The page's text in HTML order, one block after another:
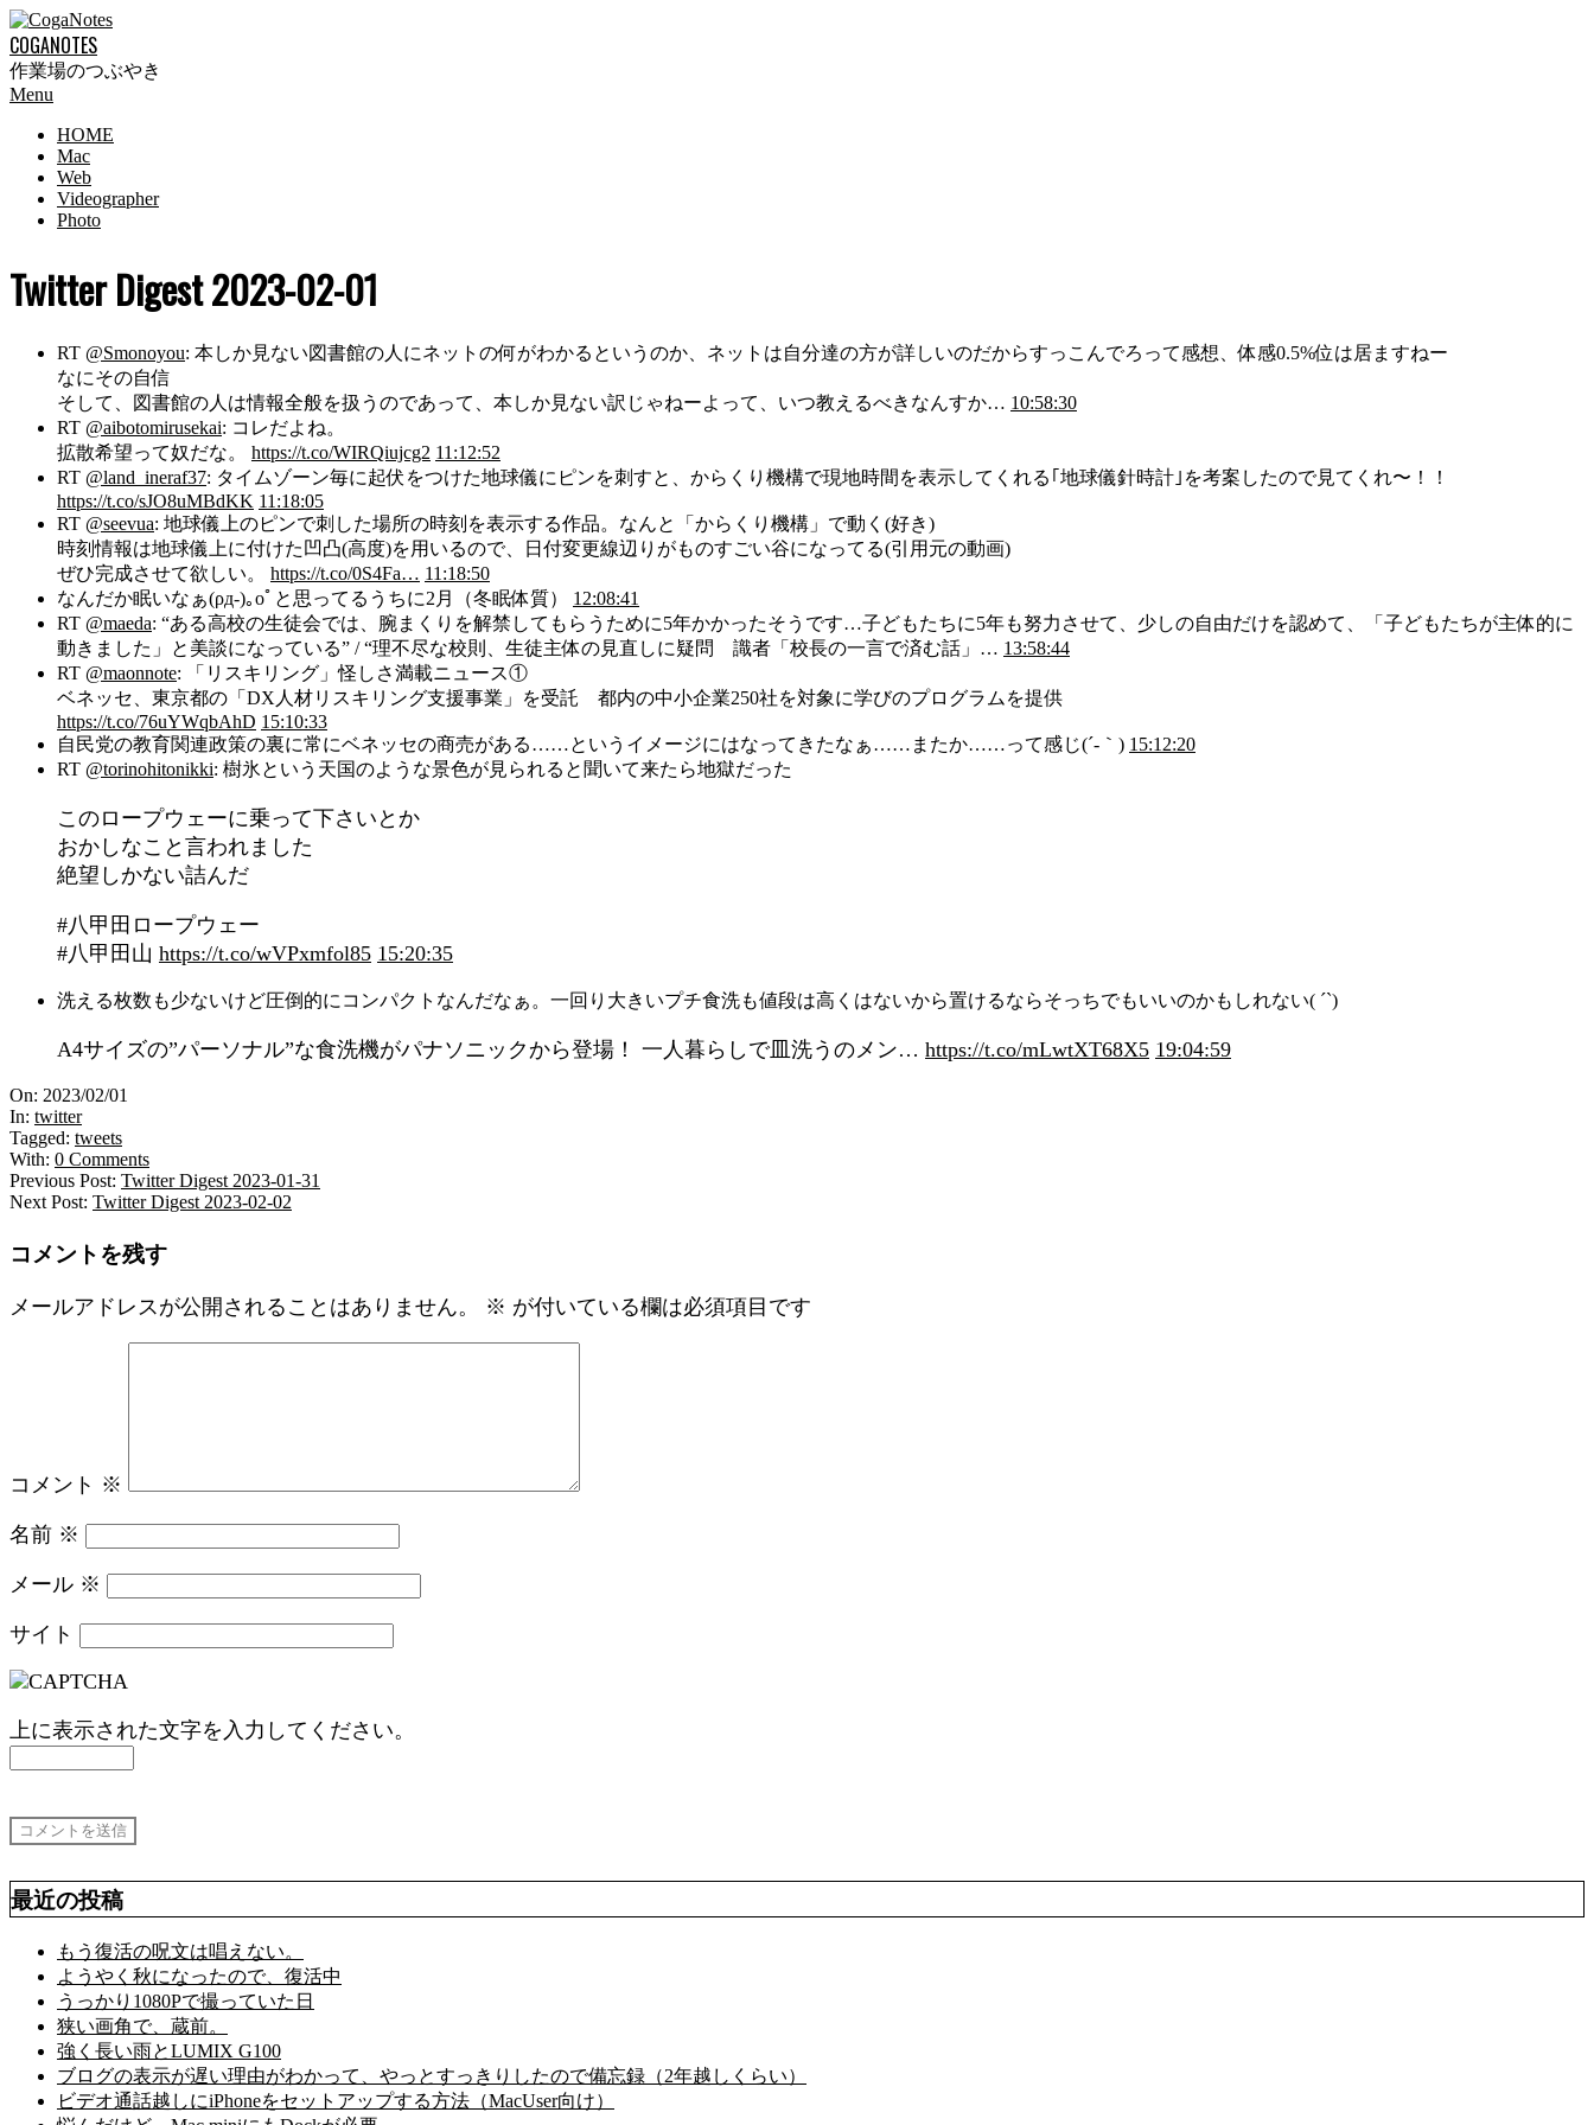
Skip
to
content
COGANOTES
作業場のつぶやき
Primary
Menu
Menu
HOME
Mac
Web
Videographer
Photo
Twitter Digest 2023-02-01
RT @Smonoyou: 本しか見ない図書館の人にネットの何がわかるというのか、ネットは自分達の方が詳しいのだからすっこんでろって感想、体感0.5%位は居ますねー
なにその自信
そして、図書館の人は情報全般を扱うのであって、本しか見ない訳じゃねーよって、いつ教えるべきなんすか… 10:58:30
RT @aibotomirusekai: コレだよね。
拡散希望って奴だな。 https://t.co/WIRQiujcg2 11:12:52
RT @land_ineraf37: タイムゾーン毎に起伏をつけた地球儀にピンを刺すと、からくり機構で現地時間を表示してくれる｢地球儀針時計｣を考案したので見てくれ〜！！
https://t.co/sJO8uMBdKK 11:18:05
RT @seevua: 地球儀上のピンで刺した場所の時刻を表示する作品。なんと「からくり機構」で動く(好き)
時刻情報は地球儀上に付けた凹凸(高度)を用いるので、日付変更線辺りがものすごい谷になってる(引用元の動画)
ぜひ完成させて欲しい。 https://t.co/0S4Fa… 11:18:50
なんだか眠いなぁ(ρд-)｡оﾟと思ってるうちに2月（冬眠体質） 12:08:41
RT @maeda: “ある高校の生徒会では、腕まくりを解禁してもらうために5年かかったそうです…子どもたちに5年も努力させて、少しの自由だけを認めて、「子どもたちが主体的に
動きました」と美談になっている” / “理不尽な校則、生徒主体の見直しに疑問 識者「校長の一言で済む話」… 13:58:44
RT @maonnote: 「リスキリング」怪しさ満載ニュース①
ベネッセ、東京都の「DX人材リスキリング支援事業」を受託 都内の中小企業250社を対象に学びのプログラムを提供
https://t.co/76uYWqbAhD 15:10:33
自民党の教育関連政策の裏に常にベネッセの商売がある……というイメージにはなってきたなぁ……またか……って感じ(´-｀) 15:12:20
RT @torinohitonikki: 樹氷という天国のような景色が見られると聞いて来たら地獄だった
このロープウェーに乗って下さいとか
おかしなこと言われました
絶望しかない詰んだ
#八甲田ロープウェー
#八甲田山 https://t.co/wVPxmfol85 15:20:35
洗える枚数も少ないけど圧倒的にコンパクトなんだなぁ。一回り大きいプチ食洗も値段は高くはないから置けるならそっちでもいいのかもしれない( ´`)
A4サイズの”パーソナル”な食洗機がパナソニックから登場！ 一人暮らしで皿洗うのメン… https://t.co/mLwtXT68X5 19:04:59
2023-
02-
01
On: 2023/02/01
In: twitter
Tagged: tweets
With: 0 Comments
Previous Post: Twitter Digest 2023-01-31
Next Post: Twitter Digest 2023-02-02
コメントを残す
メールアドレスが公開されることはありません。 ※ が付いている欄は必須項目です
コメント ※
名前 ※
メール ※
サイト
上に表示された文字を入力してください。
最近の投稿
もう復活の呪文は唱えない。
ようやく秋になったので、復活中
うっかり1080Pで撮っていた日
狭い画角で、蔵前。
強く長い雨とLUMIX G100
ブログの表示が遅い理由がわかって、やっとすっきりしたので備忘録（2年越しくらい）
ビデオ通話越しにiPhoneをセットアップする方法（MacUser向け）